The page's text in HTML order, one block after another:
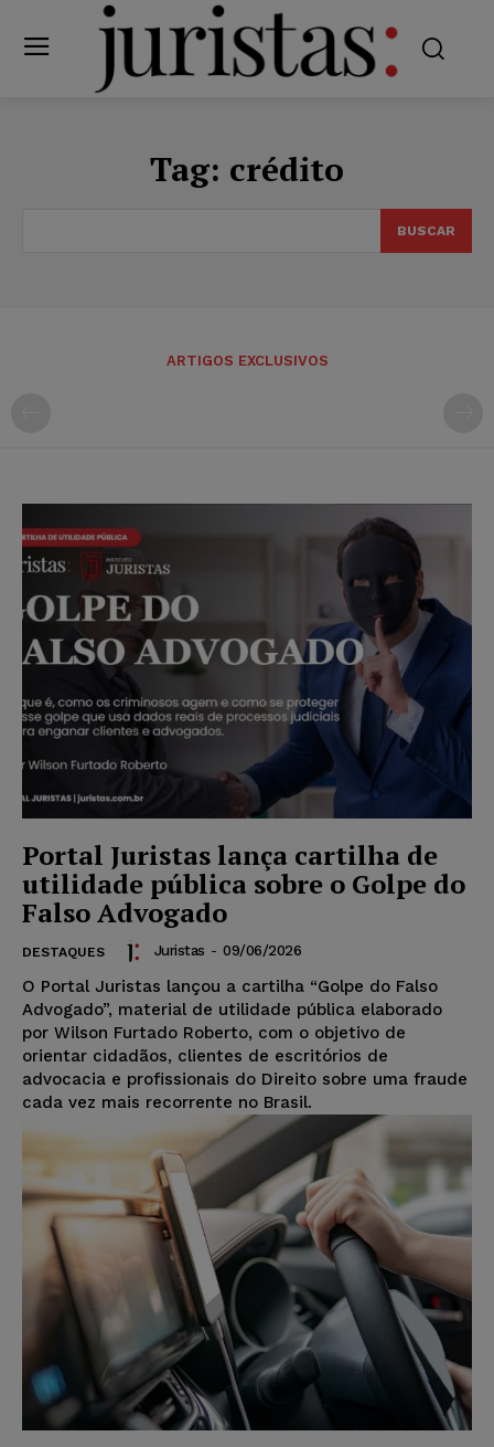
Tag: crédito
BUSCAR
ARTIGOS EXCLUSIVOS
Portal Juristas lança cartilha de
utilidade pública sobre o Golpe do
Falso Advogado
DESTAQUES Juristas - 09/06/2026
O Portal Juristas lançou a cartilha “Golpe do Falso
Advogado”, material de utilidade pública elaborado
por Wilson Furtado Roberto, com o objetivo de
orientar cidadãos, clientes de escritórios de
advocacia e profissionais do Direito sobre uma fraude
cada vez mais recorrente no Brasil.